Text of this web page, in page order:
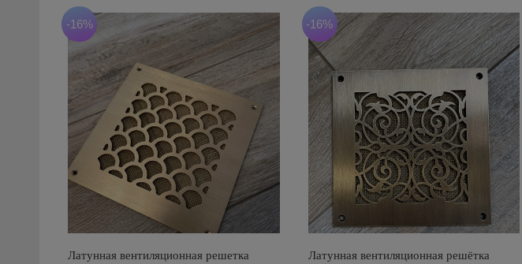
-16%
Латунная вентиляционная решетка
-16%
Латунная вентиляционная решётка